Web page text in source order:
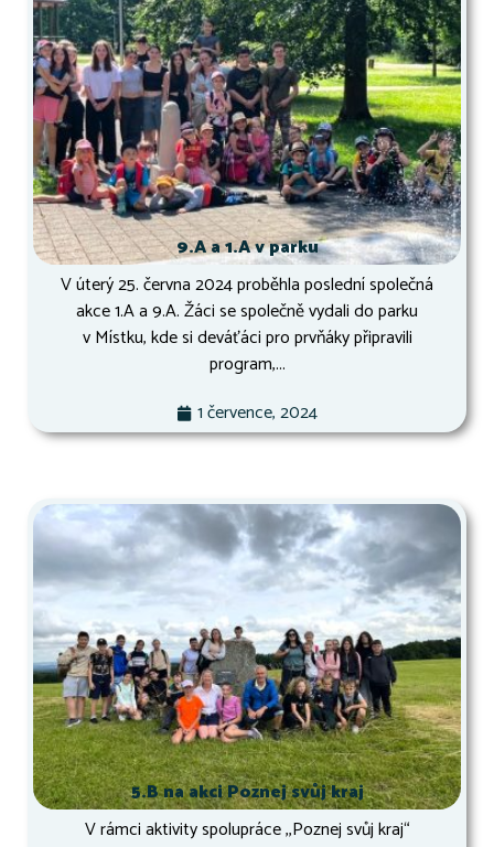
9.A a 1.A v parku
V úterý 25. června 2024 proběhla poslední společná
akce 1.A a 9.A. Žáci se společně vydali do parku
v Místku, kde si deváťáci pro prvňáky připravili
program,...
1 července, 2024
5.B na akci Poznej svůj kraj
V rámci aktivity spolupráce ,,Poznej svůj kraj“